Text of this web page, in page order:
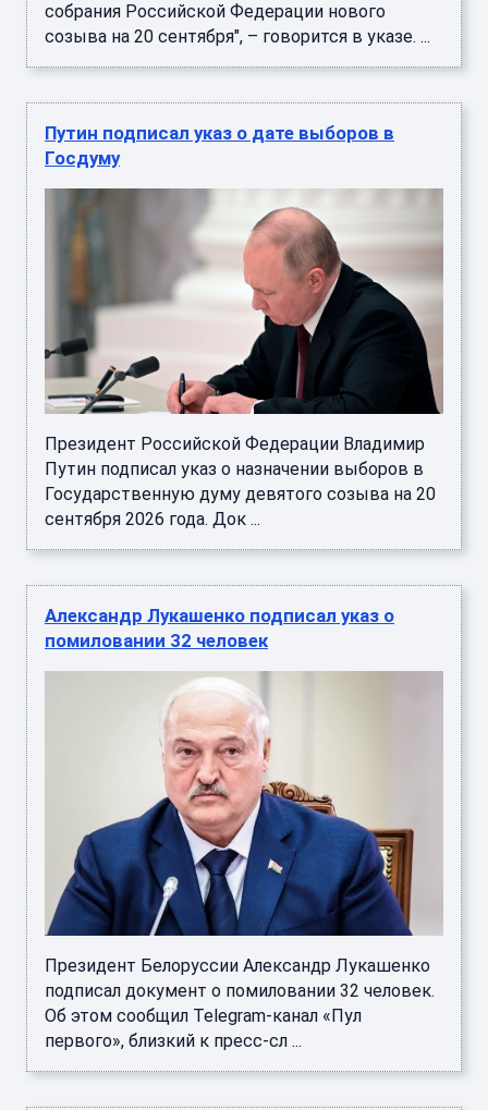
собрания Российской Федерации нового
созыва на 20 сентября", – говорится в указе. ...
Путин подписал указ о дате выборов в
Госдуму
Президент Российской Федерации Владимир
Путин подписал указ о назначении выборов в
Государственную думу девятого созыва на 20
сентября 2026 года. Док ...
Александр Лукашенко подписал указ о
помиловании 32 человек
Президент Белоруссии Александр Лукашенко
подписал документ о помиловании 32 человек.
Об этом сообщил Telegram-канал «Пул
первого», близкий к пресс-сл ...